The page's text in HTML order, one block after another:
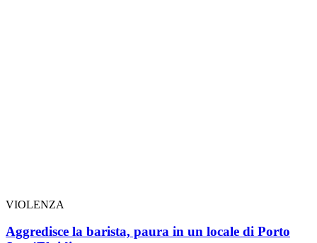
VIOLENZA
Aggredisce la barista, paura in un locale di Porto